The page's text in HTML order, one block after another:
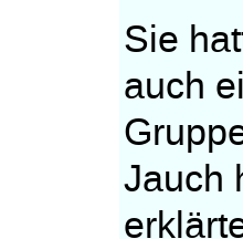
Sie
auch
Jauch